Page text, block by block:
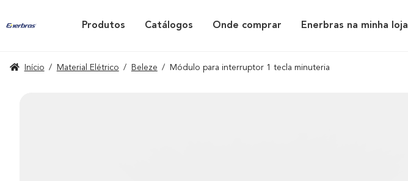
Produtos Catálogos Onde comprar Enerbras na minha loja
Início / Material Elétrico / Beleze / Módulo para interruptor 1 tecla minuteria